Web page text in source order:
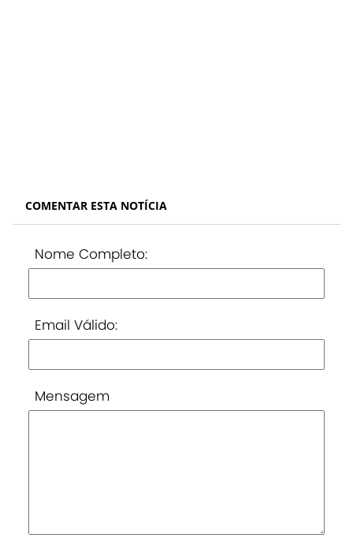
COMENTAR ESTA NOTÍCIA
Nome Completo:
Email Válido:
Mensagem